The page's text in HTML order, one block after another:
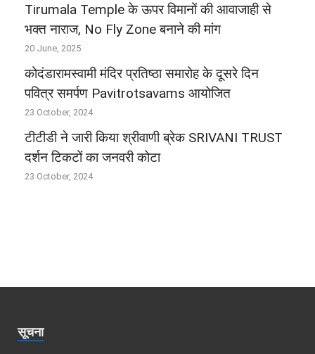
Tirumala Temple के ऊपर विमानों की आवाजाही से
भक्‍त नाराज, No Fly Zone बनाने की मांग
20 June, 2025
कोदंडारामस्वामी मंदिर प्रतिष्ठा समारोह के दूसरे दिन
पवित्र समर्पण Pavitrotsavams आयोजित
23 October, 2024
टीटीडी ने जारी किया श्रीवाणी ब्रेक SRIVANI TRUST
दर्शन टिकटों का जनवरी कोटा
23 October, 2024
सूचना